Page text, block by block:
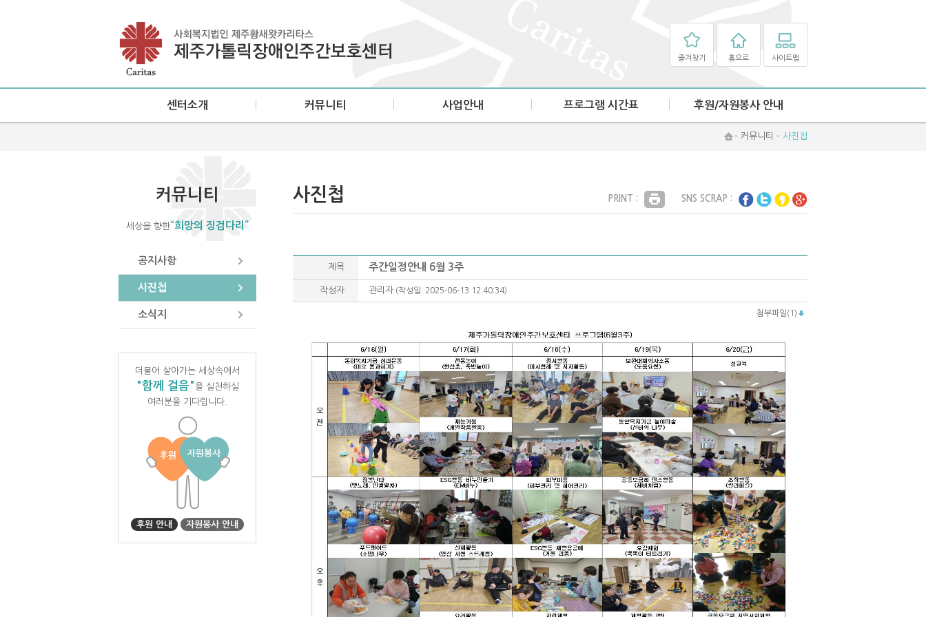
즐겨찾기 홈으로 사이트맵
센터소개
이용안내
오시는 길
커뮤니티 사업안내 프로그램 시간표 후원/자원봉사 안내
후원 안내 - 커뮤니티 - 사진첩
커뮤니티
세상을 향한“희망의 징검다리”
공지사항
사진첩
소식지
더불어 살아가는 세상속에서
"함께 걸음"을 실천하실
여러분을 기다립니다.
후원 안내 자원봉사 안내
사진첩 PRINT : SNS SCRAP :
제목 주간일정안내 6월 3주
작성자 관리자 (작성일: 2025-06-13 12:40:34)
첨부파일(1)